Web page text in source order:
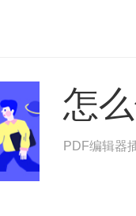
怎
PDF编辑器